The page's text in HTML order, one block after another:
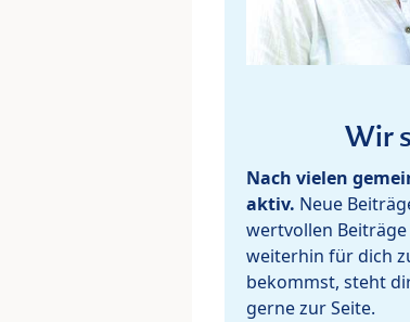
Wir
Nach vielen
aktiv. Neue
wertvollen
weiterhin für dich
bekommst, steht
gerne zur Seite.